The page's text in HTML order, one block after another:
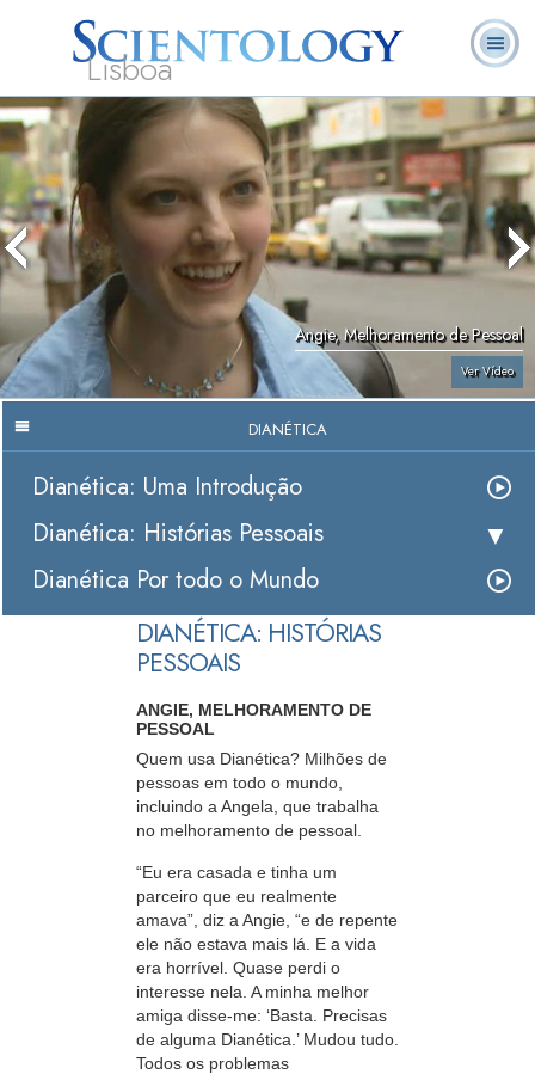
Lisboa
L. Ron
Hubbard
O que é
Scientology?
Ministros
Voluntários
Perguntas
Frequentes
Livros
Angie, Melhoramento de Pessoal
Ver Vídeo
DIANÉTICA
Dianética: Uma Introdução
Dianética: Histórias Pessoais
Dianética Por todo o Mundo
DIANÉTICA: HISTÓRIAS
PESSOAIS
ANGIE, MELHORAMENTO DE
PESSOAL
Quem usa Dianética? Milhões de
pessoas em todo o mundo,
incluindo a Angela, que trabalha
no melhoramento de pessoal.
“Eu era casada e tinha um
parceiro que eu realmente
amava”, diz a Angie, “e de repente
ele não estava mais lá. E a vida
era horrível. Quase perdi o
interesse nela. A minha melhor
amiga disse-me: ‘Basta. Precisas
de alguma Dianética.’ Mudou tudo.
Todos os problemas